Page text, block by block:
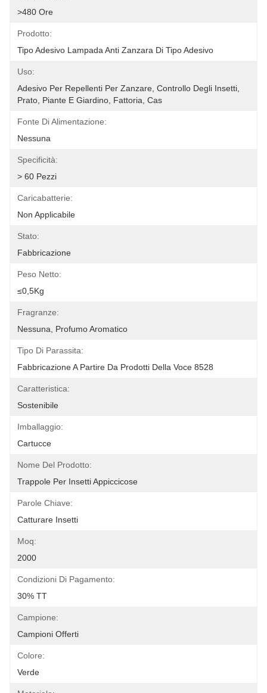
>480 Ore
Prodotto:
Tipo Adesivo Lampada Anti Zanzara Di Tipo Adesivo
Uso:
Adesivo Per Repellenti Per Zanzare, Controllo Degli Insetti,
Prato, Piante E Giardino, Fattoria, Cas
Fonte Di Alimentazione:
Nessuna
Specificità:
> 60 Pezzi
Caricabatterie:
Non Applicabile
Stato:
Fabbricazione
Peso Netto:
≤0,5Kg
Fragranze:
Nessuna, Profumo Aromatico
Tipo Di Parassita:
Fabbricazione A Partire Da Prodotti Della Voce 8528
Caratteristica:
Sostenibile
Imballaggio:
Cartucce
Nome Del Prodotto:
Trappole Per Insetti Appiccicose
Parole Chiave:
Catturare Insetti
Moq:
2000
Condizioni Di Pagamento:
30% TT
Campione:
Campioni Offerti
Colore:
Verde